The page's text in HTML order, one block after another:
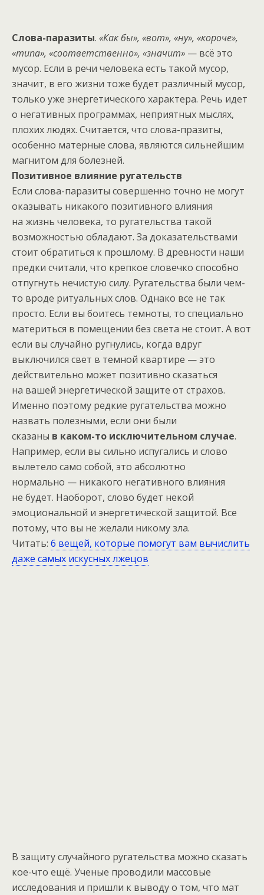
Слова-паразиты. «Как бы», «вот», «ну», «короче»,
«типа», «соответственно», «значит» — всё это
мусор. Если в речи человека есть такой мусор,
значит, в его жизни тоже будет различный мусор,
только уже энергетического характера. Речь идет
о негативных программах, неприятных мыслях,
плохих людях. Считается, что слова-празиты,
особенно матерные слова, являются сильнейшим
магнитом для болезней.
Позитивное влияние ругательств
Если слова-паразиты совершенно точно не могут
оказывать никакого позитивного влияния
на жизнь человека, то ругательства такой
возможностью обладают. За доказательствами
стоит обратиться к прошлому. В древности наши
предки считали, что крепкое словечко способно
отпугнуть нечистую силу. Ругательства были чем-
то вроде ритуальных слов. Однако все не так
просто. Если вы боитесь темноты, то специально
материться в помещении без света не стоит. А вот
если вы случайно ругнулись, когда вдруг
выключился свет в темной квартире — это
действительно может позитивно сказаться
на вашей энергетической защите от страхов.
Именно поэтому редкие ругательства можно
назвать полезными, если они были
сказаны в каком-то исключительном случае.
Например, если вы сильно испугались и слово
вылетело само собой, это абсолютно
нормально — никакого негативного влияния
не будет. Наоборот, слово будет некой
эмоциональной и энергетической защитой. Все
потому, что вы не желали никому зла.
Читать: 6 вещей, которые помогут вам вычислить
даже самых искусных лжецов
В защиту случайного ругательства можно сказать
кое-что ещё. Ученые проводили массовые
исследования и пришли к выводу о том, что мат